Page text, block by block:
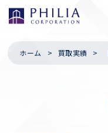
ホーム 買取実績